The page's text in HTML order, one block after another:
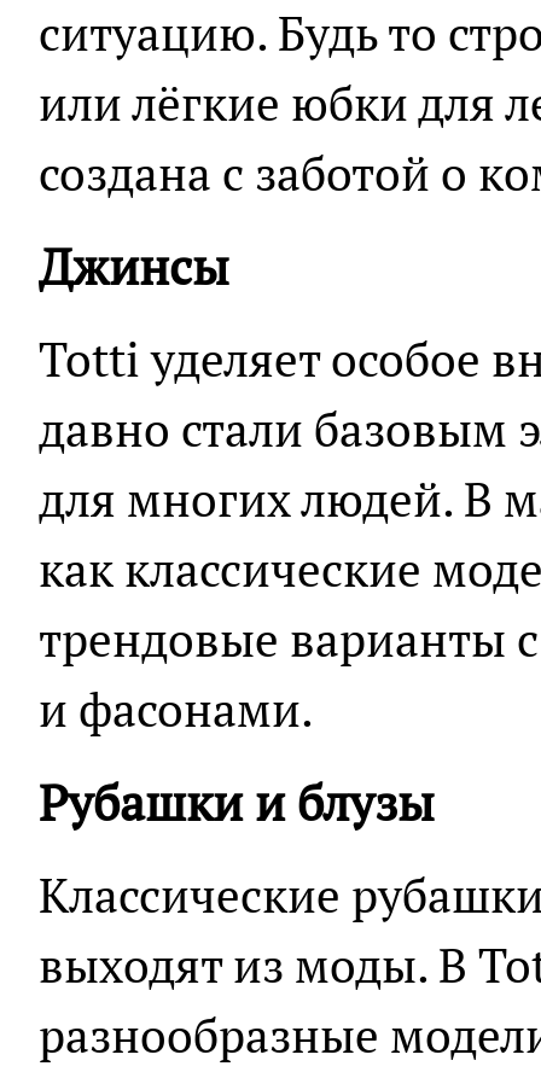
ситуацию. Будь то
или лёгкие юбки для
создана с заботой о
Джинсы
Totti уделяет особое
давно стали базовым
для многих людей. В
как классические
трендовые варианты
и фасонами.
Рубашки и блузы
Классические
выходят из моды. В
разнообразные